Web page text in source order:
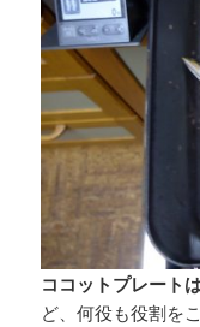
ココットプレート
ど、何役も役割を